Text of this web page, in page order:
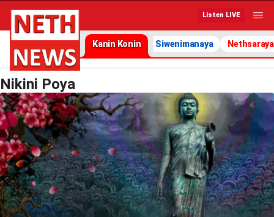
Listen LIVE
Kanin Konin Siwenimanaya Nethsaraya
Nikini Poya